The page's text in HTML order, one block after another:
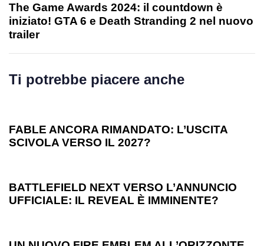
The Game Awards 2024: il countdown è
iniziato! GTA 6 e Death Stranding 2 nel nuovo
trailer
Ti potrebbe piacere anche
FABLE ANCORA RIMANDATO: L’USCITA
SCIVOLA VERSO IL 2027?
BATTLEFIELD NEXT VERSO L’ANNUNCIO
UFFICIALE: IL REVEAL È IMMINENTE?